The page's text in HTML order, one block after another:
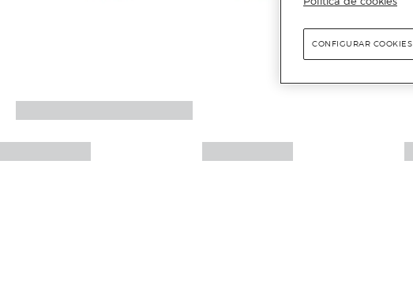
CONFIGURAR COOKIES